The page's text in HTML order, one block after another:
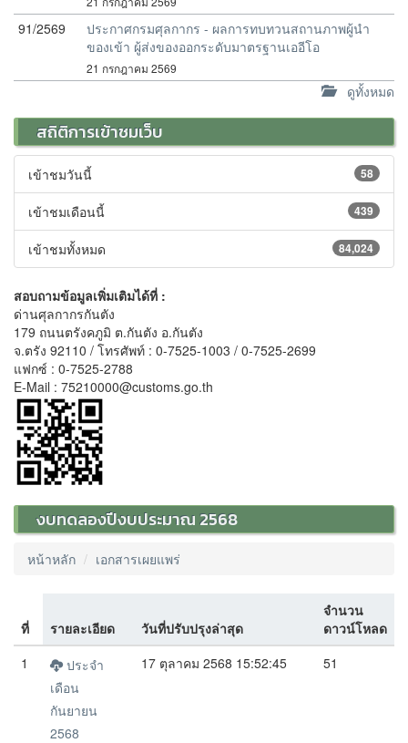
91/2569
ประกาศกรมศุลกากร - ผลการทบทวนสถานภาพผู้นำ
ของเข้า ผู้ส่งของออกระดับมาตรฐานเออีโอ
21 กรกฎาคม 2569
ดูทั้งหมด
สถิติการเข้าชมเว็บ
58
เข้าชมวันนี้
439
เข้าชมเดือนนี้
84,024
เข้าชมทั้งหมด
สอบถามข้อมูลเพิ่มเติมได้ที่ :
ด่านศุลกากรกันตัง
179 ถนนตรังคภูมิ ต.กันตัง อ.กันตัง
จ.ตรัง 92110 / โทรศัพท์ : 0-7525-1003 / 0-7525-2699
แฟกซ์ : 0-7525-2788
E-Mail : 75210000@customs.go.th
งบทดลองปีงบประมาณ 2568
หน้าหลัก เอกสารเผยแพร่
ที่ รายละเอียด วันที่ปรับปรุงล่าสุด
จำนวน
ดาวน์โหลด
1
ประจำ
เดือน
กันยายน
2568
17 ตุลาคม 2568 15:52:45 51